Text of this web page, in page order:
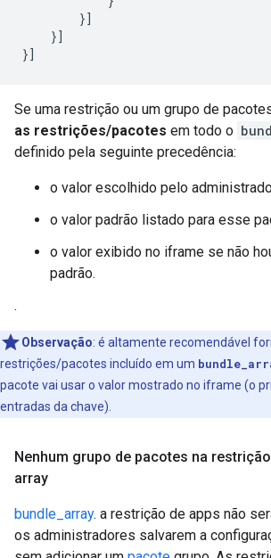
}]
}]
}]
Se uma restrição ou um grupo de
as restrições/pacotes em todo o
definido pela seguinte precedência:
o valor escolhido pelo
o valor padrão listado para esse
o valor exibido no iframe se não
padrão.
.
Observação: é altamente recomendável
restrições/pacotes incluído em um
pacote vai usar o valor mostrado no iframe (o
entradas da chave).
Nenhum grupo de pacotes na
array
bundle_array. a restrição de apps não
os administradores salvarem a